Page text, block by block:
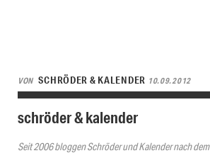
VON SCHRÖDER & KALENDER 10.09.2012
schröder & kalender
Seit 2006 bloggen Schröder und Kalender nach